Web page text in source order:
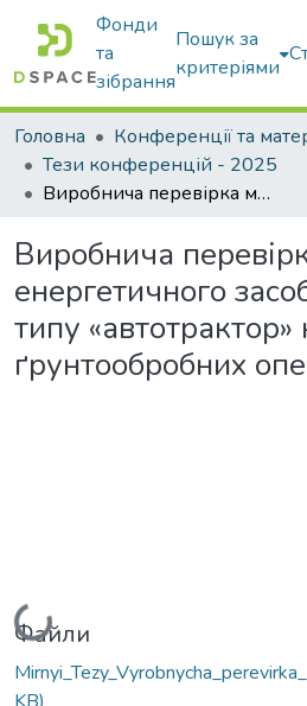
Фонди
та
зібрання
Пошук за
критеріями
Головна
Тези конференцій - 2025
Виробнича перевірка мобільного енергетичного засобу мез-115 типу «автотрактор» на ґрунтообробних операціях
Виробнича
енергетичного
типу «автотрактор»
ґрунтообробних
Вантажиться...
Файли